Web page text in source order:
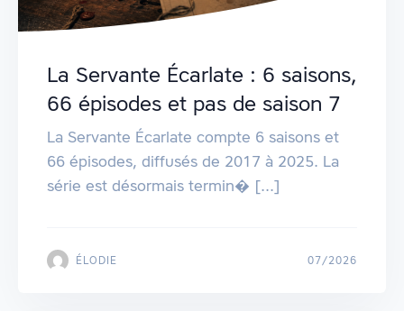
La Servante Écarlate : 6 saisons,
66 épisodes et pas de saison 7
La Servante Écarlate compte 6 saisons et
66 épisodes, diffusés de 2017 à 2025. La
série est désormais termin� [...]
ÉLODIE 07/2026